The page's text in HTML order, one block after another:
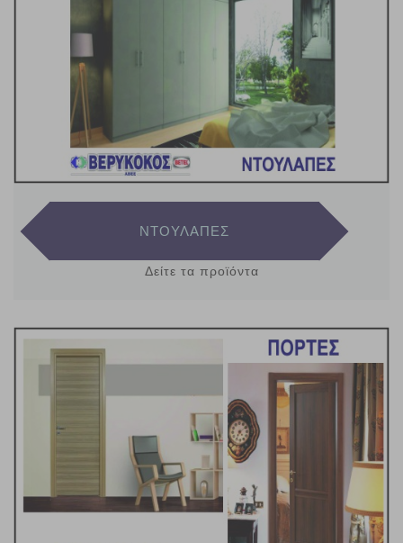
ΝΤΟΥΛΑΠΕΣ
Δείτε τα προϊόντα